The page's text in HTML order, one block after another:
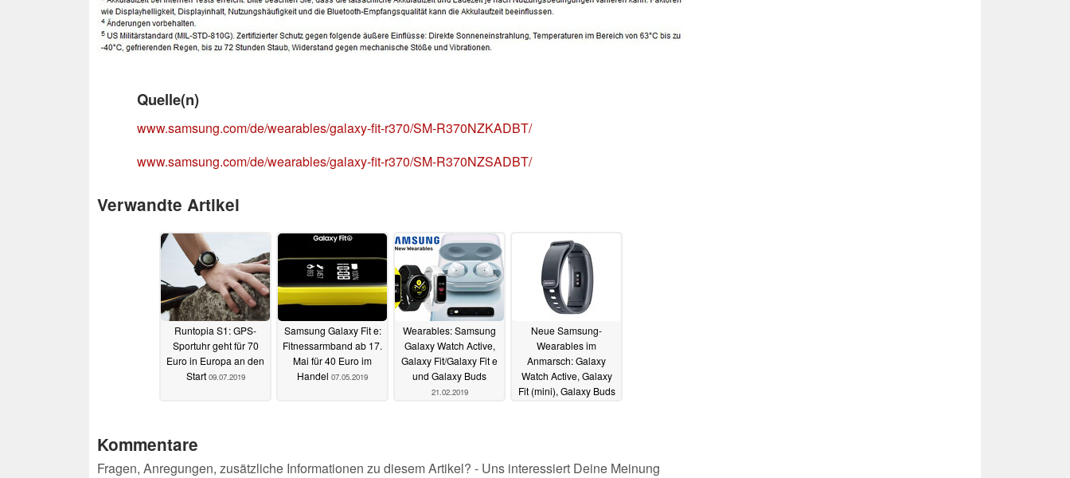
Quelle(n)
www.samsung.com/de/wearables/galaxy-fit-r370/SM-R370NZKADBT/
www.samsung.com/de/wearables/galaxy-fit-r370/SM-R370NZSADBT/
Verwandte Artikel
Runtopia S1: GPS-
Sportuhr geht für 70
Euro in Europa an den
Start 09.07.2019
Samsung Galaxy Fit e:
Fitnessarmband ab 17.
Mai für 40 Euro im
Handel 07.05.2019
Wearables: Samsung
Galaxy Watch Active,
Galaxy Fit/Galaxy Fit e
und Galaxy Buds
21.02.2019
Neue Samsung-
Wearables im
Anmarsch: Galaxy
Watch Active, Galaxy
Fit (mini), Galaxy Buds
Kommentare
Fragen, Anregungen, zusätzliche Informationen zu diesem Artikel? - Uns interessiert Deine Meinung